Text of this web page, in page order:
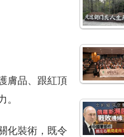
膚品、跟紅頂
化裝術，既令